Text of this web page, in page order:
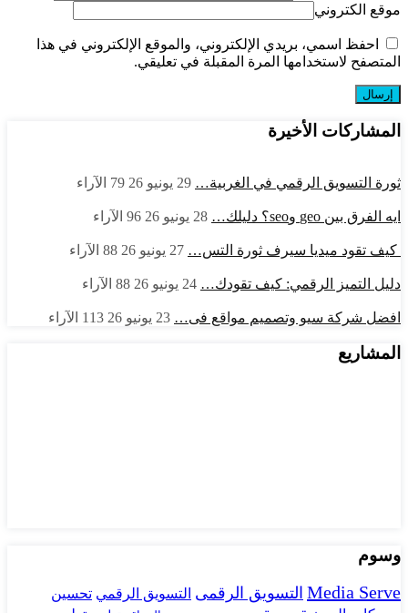
موقع الكتروني
احفظ اسمي، بريدي الإلكتروني، والموقع الإلكتروني في هذا
المتصفح لاستخدامها المرة المقبلة في تعليقي.
المشاركات الأخيرة
ثورة التسويق الرقمي في الغربية… 29 يونيو 26 79 الآراء
ايه الفرق بين geo وseo؟ دليلك… 28 يونيو 26 96 الآراء
كيف تقود ميديا سيرف ثورة التس… 27 يونيو 26 88 الآراء
دليل التميز الرقمي: كيف تقودك… 24 يونيو 26 88 الآراء
افضل شركة سيو وتصميم مواقع فى… 23 يونيو 26 113 الآراء
المشاريع
وسوم
Media Serve التسويق الرقمى التسويق الرقمي تحسين